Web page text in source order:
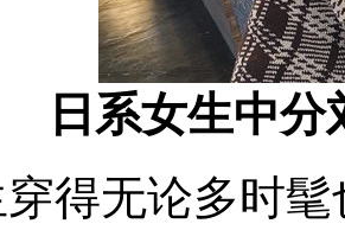
日系女生中分
得无论多时